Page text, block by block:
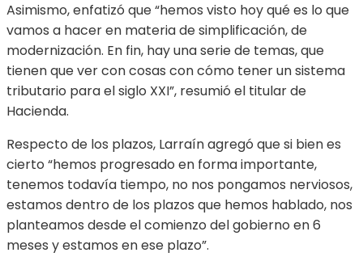
Asimismo, enfatizó que “hemos visto hoy qué es lo que
vamos a hacer en materia de simplificación, de
modernización. En fin, hay una serie de temas, que
tienen que ver con cosas con cómo tener un sistema
tributario para el siglo XXI”, resumió el titular de
Hacienda.
Respecto de los plazos, Larraín agregó que si bien es
cierto “hemos progresado en forma importante,
tenemos todavía tiempo, no nos pongamos nerviosos,
estamos dentro de los plazos que hemos hablado, nos
planteamos desde el comienzo del gobierno en 6
meses y estamos en ese plazo”.